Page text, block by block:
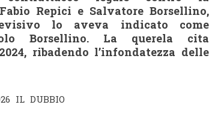
Repici e Salvatore Borsellino,
lo aveva indicato come
Borsellino. La querela cita
ribadendo l’infondatezza delle
IL DUBBIO